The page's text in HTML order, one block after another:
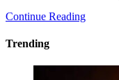
Continue Reading
Trending